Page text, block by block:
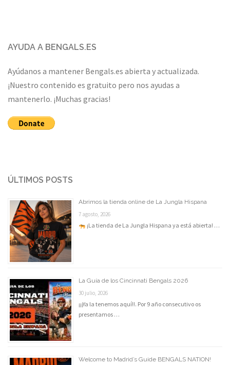
AYUDA A BENGALS.ES
Ayúdanos a mantener Bengals.es abierta y actualizada.
¡Nuestro contenido es gratuito pero nos ayudas a
mantenerlo. ¡Muchas gracias!
ÚLTIMOS POSTS
Abrimos la tienda online de La Jungla Hispana
7 agosto, 2026
¡La tienda de La Jungla Hispana ya está abierta! …
La Guía de los Cincinnati Bengals 2026
30 julio, 2026
¡¡¡Ya la tenemos aquí!!. Por 9 año consecutivo os
presentamos …
Welcome to Madrid’s Guide BENGALS NATION!